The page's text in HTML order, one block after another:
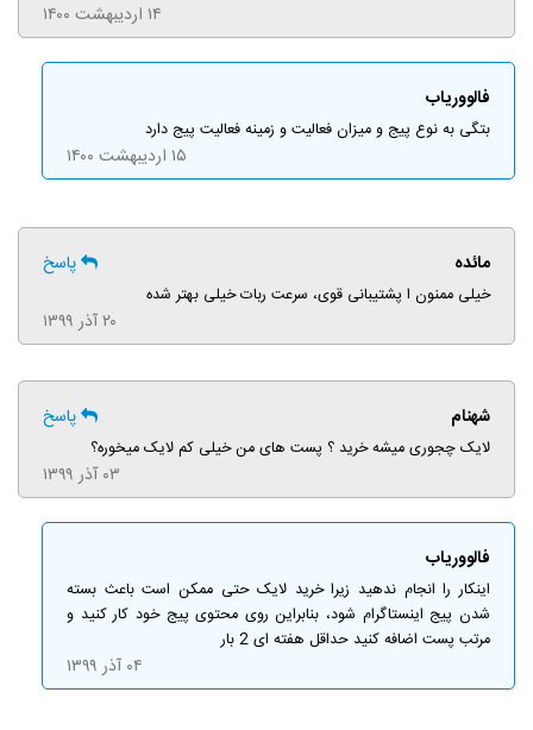
۱۴ اردیبهشت ۱۴۰۰
فالووریاب
بتگی به نوع پیج و میزان فعالیت و زمینه فعالیت پیج دارد
۱۵ اردیبهشت ۱۴۰۰
مائده پاسخ
خیلی ممنون ا پشتیبانی قوی، سرعت ربات خیلی بهتر شده
۲۰ آذر ۱۳۹۹
شهنام پاسخ
لایک چجوری میشه خرید ؟ پست های من خیلی کم لایک میخوره؟
۰۳ آذر ۱۳۹۹
فالووریاب
اینکار را انجام ندهید زیرا خرید لایک حتی ممکن است باعث بسته
شدن پیج اینستاگرام شود، بنابراین روی محتوی پیج خود کار کنید و
مرتب پست اضافه کنید حداقل هفته ای 2 بار
۰۴ آذر ۱۳۹۹